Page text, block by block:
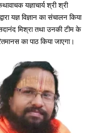
यज्ञाचार्य श्री श्री
यज्ञ विज्ञान का संचालन किया
मिश्रा तथा उनकी टीम के
का पाठ किया जाएगा।